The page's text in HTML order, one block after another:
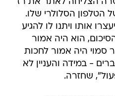
הטלפון הסלולרי שלו.
אותו ויתנו לו להגיע
הוא היה אמור
סמוי היה אמור לחכות
- במידה והעניין לא
שחזרה.